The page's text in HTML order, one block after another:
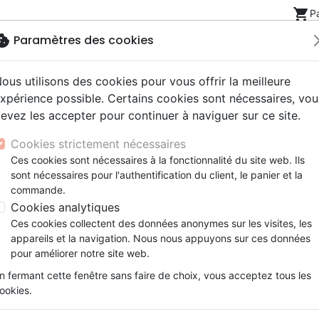
shopping_cart
NouveautésBibles
Segond 21
Segond
NEG
Livres
Famille, couple
Souffrance, Relation d'aide
Santé
eBooks
Couple
Méditations
Souffrance, Relation d'aide
Psychologie
Jeunesse
ans
Bibles jeunesse
Latino, Folk
Soul
Instrumental
Louange, Adoration
Hardrock, Métal
conférences
Documentaires, reportages
Accessoires de Bible
Papeterie
MP3
: Par page :
Paramètres des cookies
utilisons des cookies pour vous offrir la meilleure
possible. Certains cookies sont nécessaires,
les accepter pour continuer à naviguer sur ce site.
Cookies strictement nécessaires
Ces cookies sont nécessaires à la fonctionnalité du site web. Ils
sont nécessaires pour l'authentification du client, le panier et la
commande.
Cookies analytiques
Ces cookies collectent des données anonymes sur les visites, les
appareils et la navigation. Nous nous appuyons sur ces données
pour améliorer notre site web.
fermant cette fenêtre sans faire de choix, vous acceptez tous les